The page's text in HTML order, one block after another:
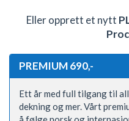
Eller opprett et nytt
PREMIUM 690,-
Ett år med full tilgang til
dekning og mer. Vårt